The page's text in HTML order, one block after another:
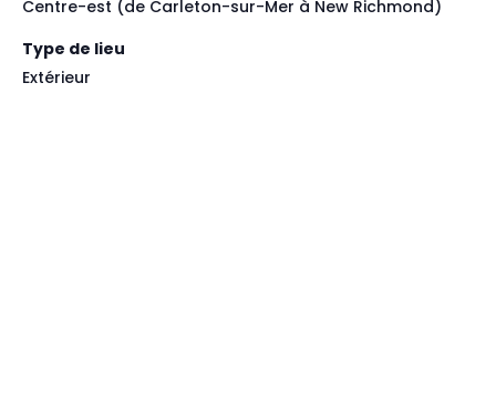
Centre-est (de Carleton-sur-Mer à New Richmond)
Type de lieu
Extérieur